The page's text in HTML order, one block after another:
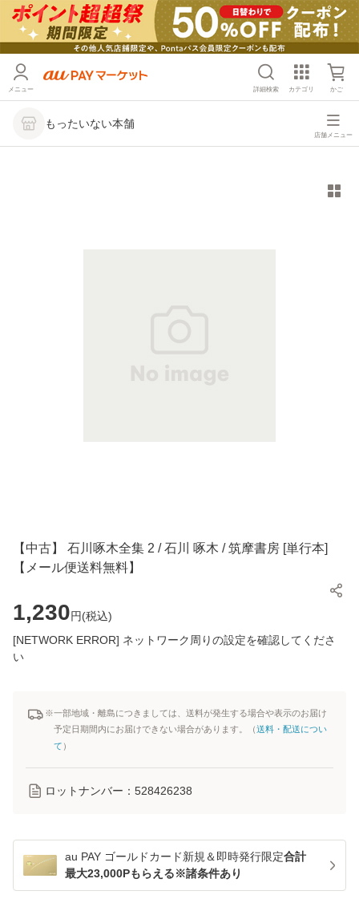
メニュー 詳細検索 カテゴリ かご
もったいない本舗
店舗メニュー
【中古】 石川啄木全集 2 / 石川 啄木 / 筑摩書房 [単行本]
【メール便送料無料】
1,230円(税込)
[NETWORK ERROR] ネットワーク周りの設定を確認してくださ
い
※一部地域・離島につきましては、送料が発生する場合や表示のお届け
予定日期間内にお届けできない場合があります。（送料・配送につい
て ）
ロットナンバー： 528426238
au PAY ゴールドカード新規＆即時発行限定合計
最大23,000Pもらえる※諸条件あり